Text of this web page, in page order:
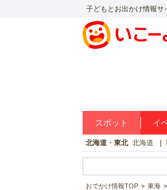
子どもとお出かけ情報サ
スポット イ
北海道・東北 北海道
おでかけ情報TOP 東海